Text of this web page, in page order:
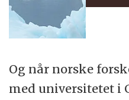
Og når norske
med universitetet i